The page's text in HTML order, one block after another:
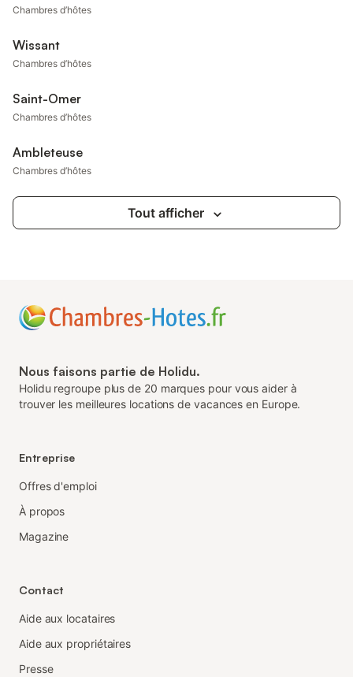
Chambres d’hôtes
Wissant
Chambres d’hôtes
Saint-Omer
Chambres d’hôtes
Ambleteuse
Chambres d’hôtes
Tout afficher
Nous faisons partie de Holidu.
Holidu regroupe plus de 20 marques pour vous aider à
trouver les meilleures locations de vacances en Europe.
Entreprise
Offres d'emploi
À propos
Magazine
Contact
Aide aux locataires
Aide aux propriétaires
Presse